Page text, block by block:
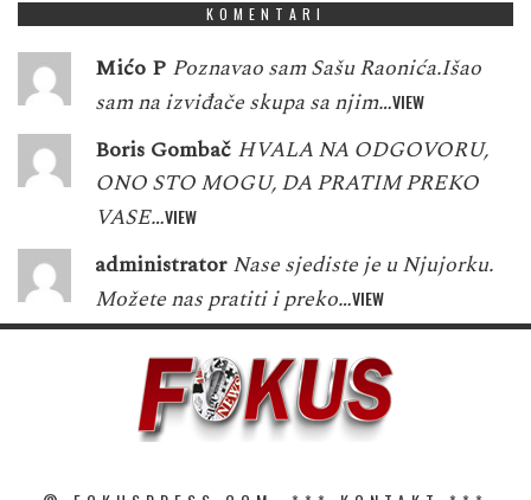
KOMENTARI
Mićo P Poznavao sam Sašu Raonića.Išao
sam na izviđače skupa sa njim…VIEW
Boris Gombač HVALA NA ODGOVORU,
ONO STO MOGU, DA PRATIM PREKO
VASE…VIEW
administrator Nase sjediste je u Njujorku.
Možete nas pratiti i preko…VIEW